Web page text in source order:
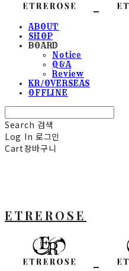
ABOUT
SHOP
BOARD
Notice
Q&A
Review
KR/OVERSEAS
OFFLINE
Search 검색
Log In 로그인
Cart장바구니
ETREROSE